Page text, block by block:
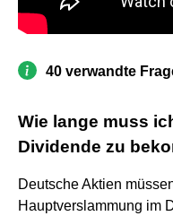
40 verwandte
Wie lange muss
Dividende zu
Deutsche Aktien
Hauptverslammung im